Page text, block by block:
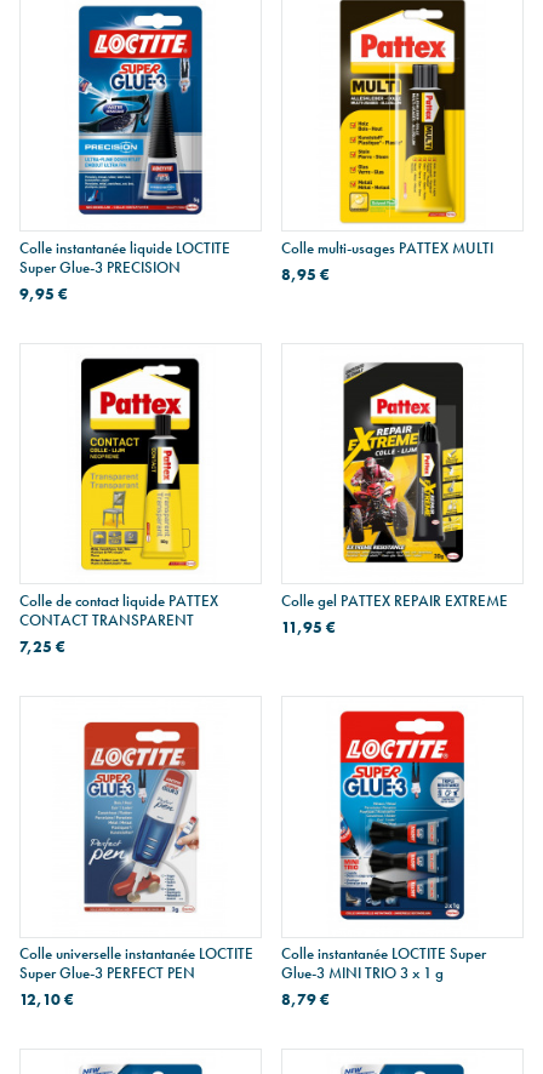
Colle instantanée liquide LOCTITE
Super Glue-3 PRECISION
9,95 €
Colle multi-usages PATTEX MULTI
8,95 €
Colle de contact liquide PATTEX
CONTACT TRANSPARENT
7,25 €
Colle gel PATTEX REPAIR EXTREME
11,95 €
Colle universelle instantanée LOCTITE
Super Glue-3 PERFECT PEN
12,10 €
Colle instantanée LOCTITE Super
Glue-3 MINI TRIO 3 x 1 g
8,79 €